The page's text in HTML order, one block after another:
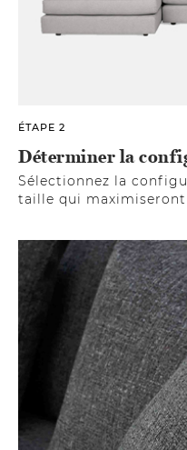
ÉTAPE 2
Déterminer la
Sélectionnez la
taille qui maximiseront